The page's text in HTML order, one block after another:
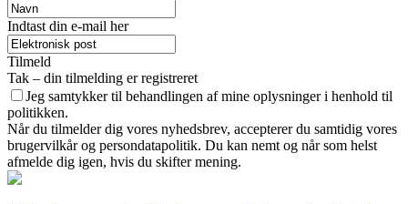
Indtast din e-mail her
Tilmeld
Tak – din tilmelding er registreret
Jeg samtykker til behandlingen af mine oplysninger i henhold til
politikken.
Når du tilmelder dig vores nyhedsbrev, accepterer du samtidig vores
brugervilkår og persondatapolitik. Du kan nemt og når som helst
afmelde dig igen, hvis du skifter mening.